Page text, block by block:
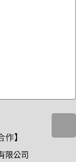
作】
限公司